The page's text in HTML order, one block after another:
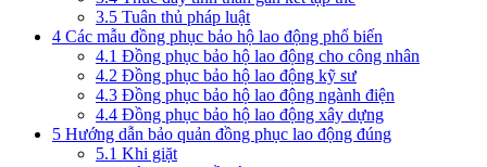
3.5 Tuân thủ pháp luật
4 Các mẫu đồng phục bảo hộ lao động phổ biến
4.1 Đồng phục bảo hộ lao động cho công nhân
4.2 Đồng phục bảo hộ lao động kỹ sư
4.3 Đồng phục bảo hộ lao động ngành điện
4.4 Đồng phục bảo hộ lao động xây dựng
5 Hướng dẫn bảo quản đồng phục lao động đúng
5.1 Khi giặt